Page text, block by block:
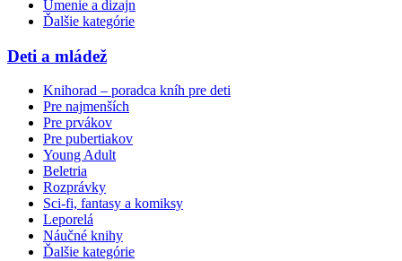
Umenie a dizajn
Ďalšie kategórie
Deti a mládež
Knihorad – poradca kníh pre deti
Pre najmenších
Pre prvákov
Pre pubertiakov
Young Adult
Beletria
Rozprávky
Sci-fi, fantasy a komiksy
Leporelá
Náučné knihy
Ďalšie kategórie